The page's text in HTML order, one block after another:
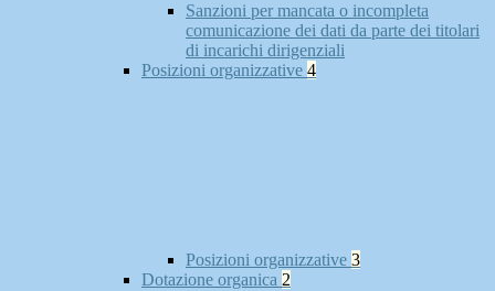
Sanzioni per mancata o incompleta
comunicazione dei dati da parte dei titolari
di incarichi dirigenziali
Posizioni organizzative 4
Posizioni organizzative 3
Dotazione organica 2